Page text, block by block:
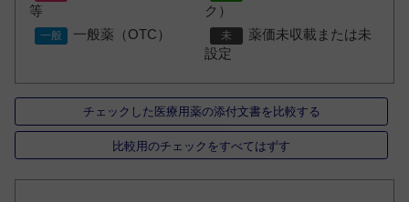
等
ク）
一般薬（OTC）
薬価未収載または未
設定
チェックした医療用薬の添付文書を比較する
比較用のチェックをすべてはずす